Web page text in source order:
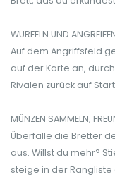
WÜRFELN UND
Auf dem Angriffsfeld
auf der Karte an,
Rivalen zurück auf
MÜNZEN SAMMELN,
Überfalle die Bretter
aus. Willst du mehr?
steige in der Rangliste